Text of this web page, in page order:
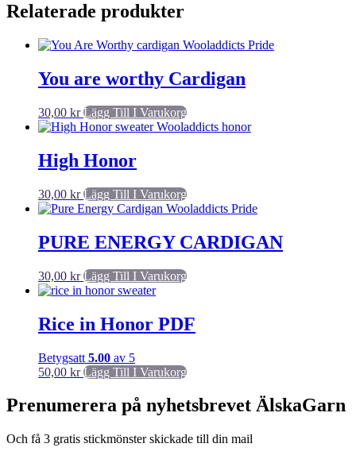
Relaterade produkter
You are worthy Cardigan
30,00 kr Lägg Till I Varukorg
High Honor
30,00 kr Lägg Till I Varukorg
PURE ENERGY CARDIGAN
30,00 kr Lägg Till I Varukorg
Rice in Honor PDF
Betygsatt 5.00 av 5
50,00 kr Lägg Till I Varukorg
Prenumerera på nyhetsbrevet ÄlskaGarn
Och få 3 gratis stickmönster skickade till din mail